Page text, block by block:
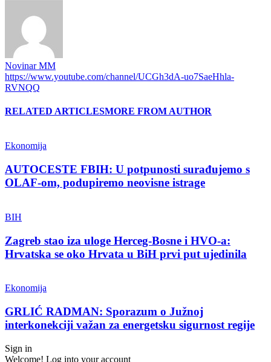
Novinar MM
https://www.youtube.com/channel/UCGh3dA-uo7SaeHhla-
RVNQQ
RELATED ARTICLESMORE FROM AUTHOR
Ekonomija
AUTOCESTE FBIH: U potpunosti surađujemo s
OLAF-om, podupiremo neovisne istrage
BIH
Zagreb stao iza uloge Herceg-Bosne i HVO-a:
Hrvatska se oko Hrvata u BiH prvi put ujedinila
Ekonomija
GRLIĆ RADMAN: Sporazum o Južnoj
interkonekciji važan za energetsku sigurnost regije
Sign in
Welcome! Log into your account